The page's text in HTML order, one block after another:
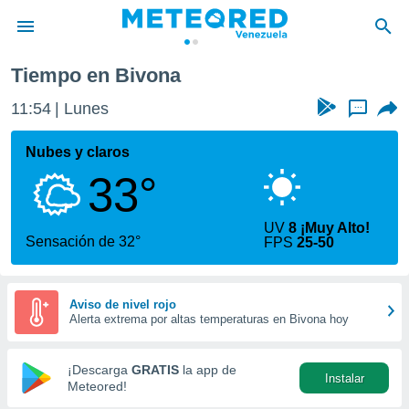
de
ha
calidad.
a este
las
y
forma
digital
basada
Tiempo en Bivona
11:54 Lunes ...
Nubes y claros
33°
Sensación de 32°
UV8 ¡Muy Alto!
FPS25-50
Aviso de nivel rojo
Alerta extrema por altas temperaturas en Bivona hoy
¡Descarga GRATIS la app de
Meteored!
Instalar